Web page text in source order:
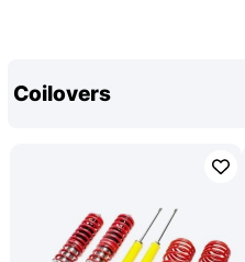
Coilovers